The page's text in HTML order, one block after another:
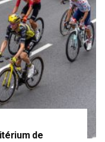
de